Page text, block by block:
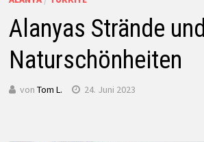
Alanyas Strände und
Naturschönheiten
von Tom L. 24. Juni 2023